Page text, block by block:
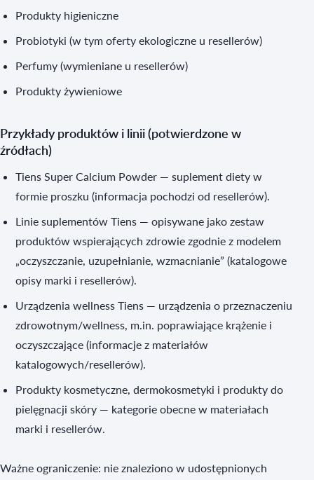
Produkty higieniczne
Probiotyki (w tym oferty ekologiczne u resellerów)
Perfumy (wymieniane u resellerów)
Produkty żywieniowe
Przykłady produktów i linii (potwierdzone w
źródłach)
Tiens Super Calcium Powder — suplement diety w
formie proszku (informacja pochodzi od resellerów).
Linie suplementów Tiens — opisywane jako zestaw
produktów wspierających zdrowie zgodnie z modelem
„oczyszczanie, uzupełnianie, wzmacnianie” (katalogowe
opisy marki i resellerów).
Urządzenia wellness Tiens — urządzenia o przeznaczeniu
zdrowotnym/wellness, m.in. poprawiające krążenie i
oczyszczające (informacje z materiałów
katalogowych/resellerów).
Produkty kosmetyczne, dermokosmetyki i produkty do
pielęgnacji skóry — kategorie obecne w materiałach
marki i resellerów.
Ważne ograniczenie: nie znaleziono w udostępnionych